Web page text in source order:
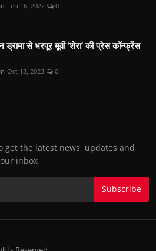
Feb 16, 2022 0
ड्रामा से भरपूर मूवी ‘शेरा’ की प्रेस कॉन्फ्रेंस
Oct 13, 2023 0
get the latest news, updates and
inbox
Subscribe